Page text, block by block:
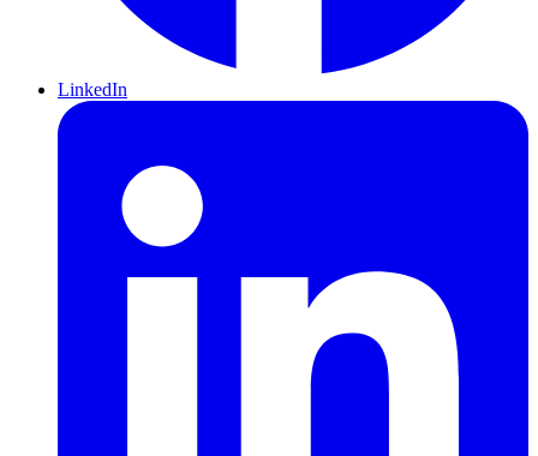
LinkedIn